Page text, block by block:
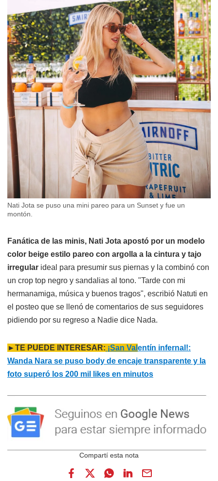
Nati Jota se puso una mini pareo para un Sunset y fue un
montón.
Fanática de las minis, Nati Jota apostó por un modelo
color beige estilo pareo con argolla a la cintura y tajo
irregular ideal para presumir sus piernas y la combinó con
un crop top negro y sandalias al tono. "Tarde con mi
hermanamiga, música y buenos tragos", escribió Natuti en
el posteo que se llenó de comentarios de sus seguidores
pidiendo por su regreso a Nadie dice Nada.
►TE PUEDE INTERESAR: ¡San Val entín infernal!:
Wanda Nara se puso body de encaje transparente y la
foto superó los 200 mil likes en minutos